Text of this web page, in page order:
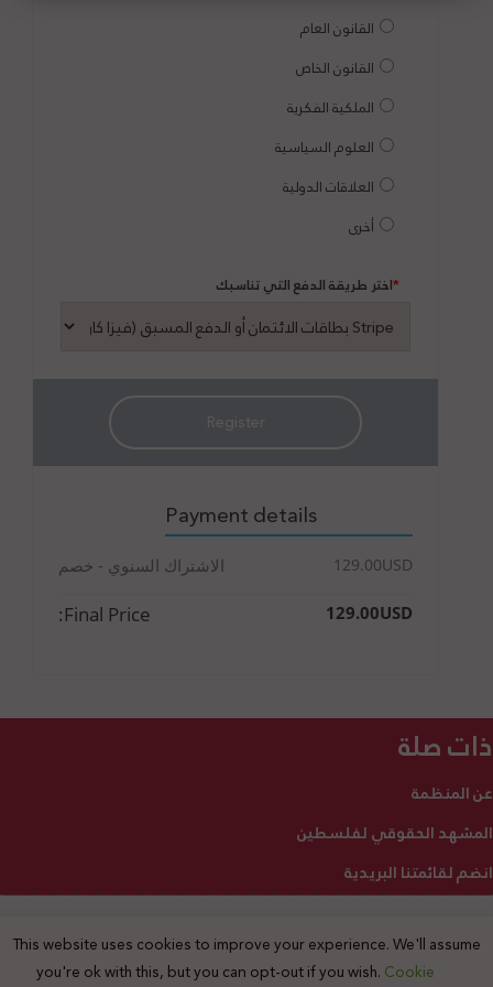
القانون العام
القانون الخاص
الملكية الفكرية
العلوم السياسية
العلاقات الدولية
أخرى
*اختر طريقة الدفع التي تناسبك
Payment details
الاشتراك السنوي - خصم 129.00USD
Final Price: 129.00USD
ذات صلة
عن المنظمة
المشهد الحقوقي لفلسطين
انضم لقائمتنا البريدية
2025 © جميع الحقوق محفوظة
This website uses cookies to improve your experience. We'll assume
you're ok with this, but you can opt-out if you wish. Cookie